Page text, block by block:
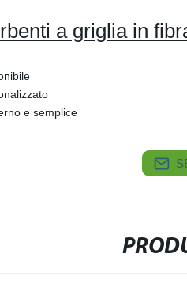
a griglia in
e semplice